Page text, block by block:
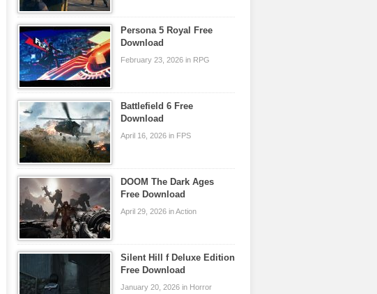
Persona 5 Royal Free
Download
February 23, 2026 in RPG
Battlefield 6 Free
Download
April 16, 2026 in FPS
DOOM The Dark Ages
Free Download
April 29, 2026 in Action
Silent Hill f Deluxe Edition
Free Download
January 20, 2026 in Horror